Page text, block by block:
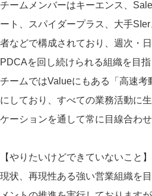
チームメンバーはキーエンス、
ート、スパイダープラス、大手
者などで構成されており、週次・
PDCAを回し続けられる組織を目指
チームではValueにもある「高速考
にしており、すべての業務活動に
ケーションを通して常に目線合わせ
【やりたいけどできていないこと】
現状、再現性ある強い営業組織を